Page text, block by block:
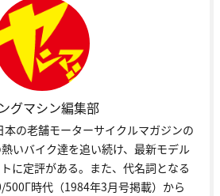
グマシン編集部
の老舗モーターサイクルマガジンの
いバイク達を追い続け、最新モデル
に定評がある。また、代名詞となる
500Γ時代（1984年3月号掲載）から